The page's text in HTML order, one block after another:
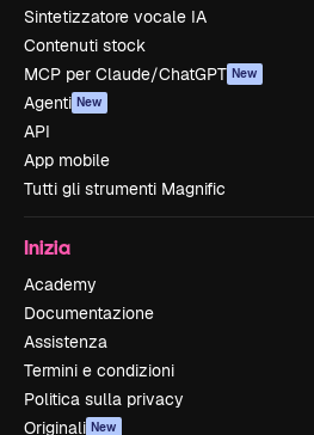
Sintetizzatore vocale IA
Contenuti stock
MCP per Claude/ChatGPT New
Agenti New
API
App mobile
Tutti gli strumenti Magnific
Inizia
Academy
Documentazione
Assistenza
Termini e condizioni
Politica sulla privacy
Originali New